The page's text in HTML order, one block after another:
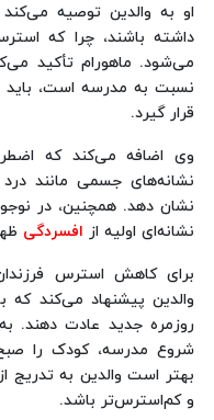
او به والدین توصیه
داشته باشند، چرا که
می‌شود. ماهورام تأکید
نسبت به مدرسه است،
قرار گیرد.
وی اضافه می‌کند که
نشانه‌های جسمی مانند
نشان دهد. همچنین، در
نشانه‌ای اولیه از افسردگی
برای کاهش استرس
والدین پیشنهاد می‌کند که
روزمره جدید عادت دهند.
شروع مدرسه، کودک را
بهتر است والدین به تدریج
و کم‌استرس‌تر باشد.